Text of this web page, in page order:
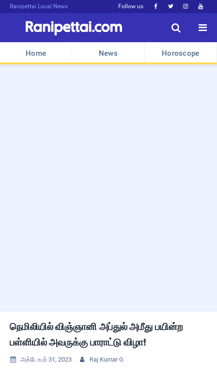
Ranipettai Local News Follow us    


Home News Horoscope
நெமிலியில் விஞ்ஞானி அப்துல் அமீது பயின்ற
பள்ளியில் அவருக்கு பாராட்டு விழா!
 அக்டோபர் 31, 2023  Raj Kumar G